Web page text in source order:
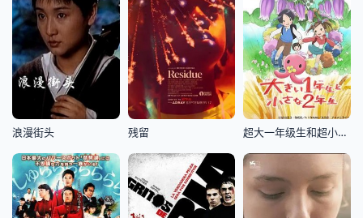
浪漫街头 残留 超大一年级生和超小二年级生